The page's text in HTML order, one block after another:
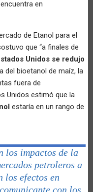
en
de Etanol para el
que “a finales de
Unidos se redujo
del bioetanol de maíz, la
fuera de
Unidos estimó que la
estaría en un rango de
los impactos de la
petroleros a
los efectos en
con los